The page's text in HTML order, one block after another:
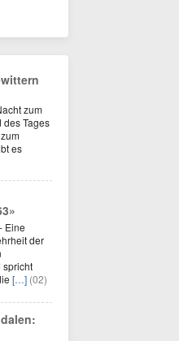
zum
des Tages
es
Eine
der
spricht
[…] (02)